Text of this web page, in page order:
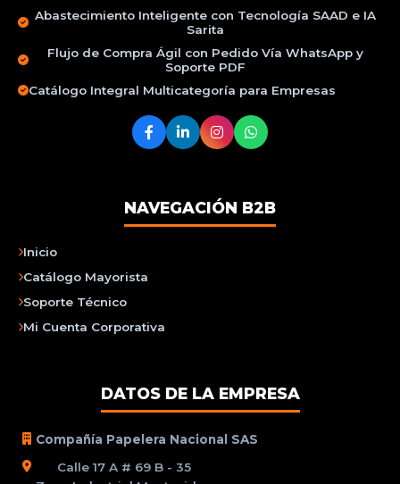
Abastecimiento Inteligente con Tecnología SAAD e IA
Sarita
Flujo de Compra Ágil con Pedido Vía WhatsApp y
Soporte PDF
Catálogo Integral Multicategoría para Empresas
NAVEGACIÓN B2B
Inicio
Catálogo Mayorista
Soporte Técnico
Mi Cuenta Corporativa
DATOS DE LA EMPRESA
Compañía Papelera Nacional SAS
Calle 17 A # 69 B - 35